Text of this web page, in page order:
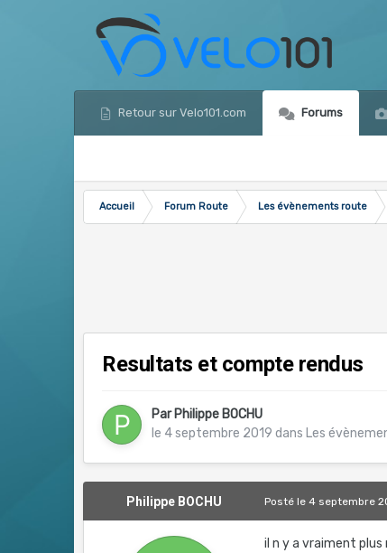
Retour sur Velo101.com Forums
Accueil Forum Route Les évènements route
Resultats et compte rendus
Par Philippe BOCHU
le 4 septembre 2019 dans Les
Philippe BOCHU Postéle 4 septembre
il n y a vraiment plus